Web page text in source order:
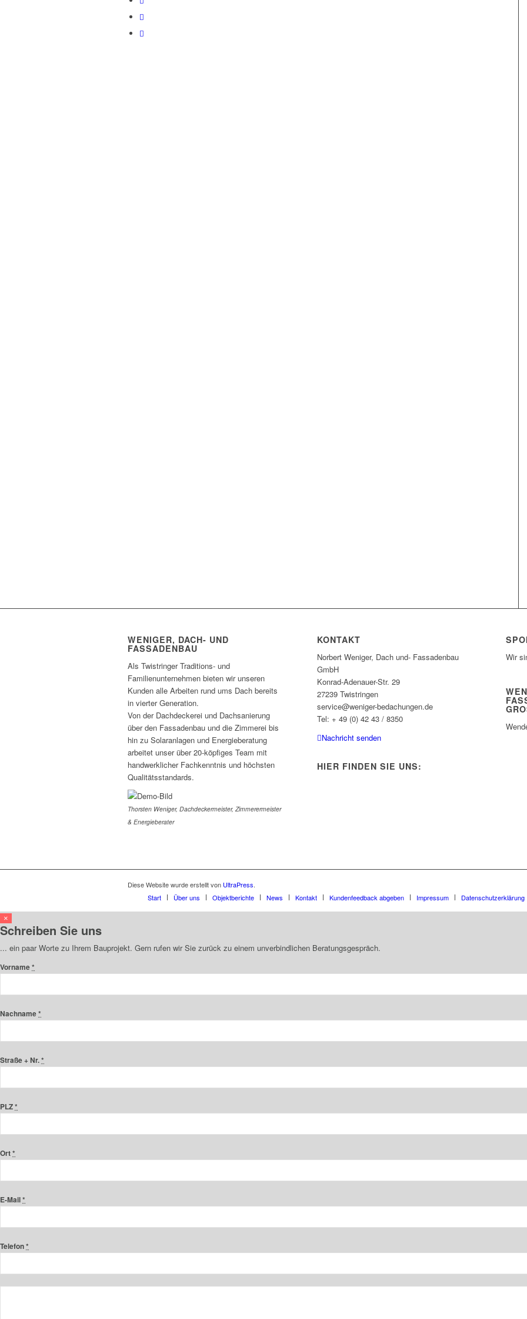
WENIGER, DACH- UND
FASSADENBAU
Als Twistringer Traditions- und
Familienunternehmen bieten wir unseren
Kunden alle Arbeiten rund ums Dach bereits
in vierter Generation.
Von der Dachdeckerei und Dachsanierung
über den Fassadenbau und die Zimmerei bis
hin zu Solaranlagen und Energieberatung
arbeitet unser über 20-köpfiges Team mit
handwerklicher Fachkenntnis und höchsten
Qualitätsstandards.
Thorsten Weniger, Dachdeckermeister, Zimmerermeister
& Energieberater
KONTAKT
Norbert Weniger, Dach und- Fassadenbau
GmbH
Konrad-Adenauer-Str. 29
27239 Twistringen
service@weniger-bedachungen.de
Tel: + 49 (0) 42 43 / 8350
Nachricht senden
HIER FINDEN SIE UNS:
Wir
Diese Website wurde erstellt von UltraPress.
Start
Über uns Objektberichte News Kontakt Kundenfeedback abgeben Impressum Datenschutzerklärung
×
Schreiben Sie uns
... ein paar Worte zu Ihrem Bauprojekt. Gern rufen wir Sie zurück zu einem unverbindlichen Beratungsgespräch.
Vorname*
Nachname*
Straße + Nr.*
PLZ*
Ort*
E-Mail*
Telefon*